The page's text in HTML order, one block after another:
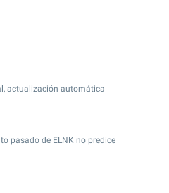
actualización automática
pasado de ELNK no predice